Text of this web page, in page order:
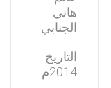
هاني
الجنابي.
التاريخ:
2014م.